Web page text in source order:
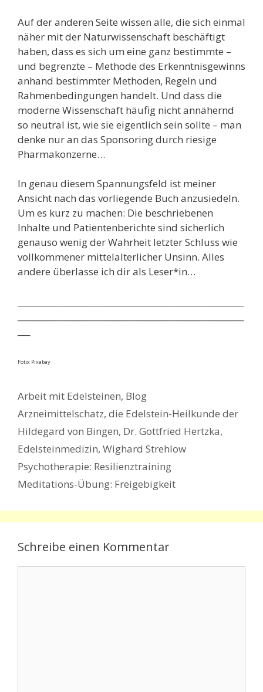
Auf der anderen Seite wissen alle, die sich einmal
näher mit der Naturwissenschaft beschäftigt
haben, dass es sich um eine ganz bestimmte –
und begrenzte – Methode des Erkenntnisgewinns
anhand bestimmter Methoden, Regeln und
Rahmenbedingungen handelt. Und dass die
moderne Wissenschaft häufig nicht annähernd
so neutral ist, wie sie eigentlich sein sollte – man
denke nur an das Sponsoring durch riesige
Pharmakonzerne…
In genau diesem Spannungsfeld ist meiner
Ansicht nach das vorliegende Buch anzusiedeln.
Um es kurz zu machen: Die beschriebenen
Inhalte und Patientenberichte sind sicherlich
genauso wenig der Wahrheit letzter Schluss wie
vollkommener mittelalterlicher Unsinn. Alles
andere überlasse ich dir als Leser*in…
Foto: Pixabay
Kategorien
Arbeit mit Edelsteinen, Blog
Schlagwörter
Arzneimittelschatz, die Edelstein-Heilkunde der
Hildegard von Bingen, Dr. Gottfried Hertzka,
Edelsteinmedizin, Wighard Strehlow
Psychotherapie: Resilienztraining
Meditations-Übung: Freigebigkeit
Schreibe einen Kommentar